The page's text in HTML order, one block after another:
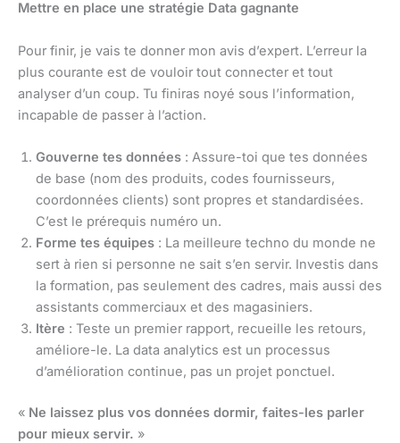
Mettre en place une stratégie Data gagnante
Pour finir, je vais te donner mon avis d’expert. L’erreur la
plus courante est de vouloir tout connecter et tout
analyser d’un coup. Tu finiras noyé sous l’information,
incapable de passer à l’action.
Gouverne tes données : Assure-toi que tes données
de base (nom des produits, codes fournisseurs,
coordonnées clients) sont propres et standardisées.
C’est le prérequis numéro un.
Forme tes équipes : La meilleure techno du monde ne
sert à rien si personne ne sait s’en servir. Investis dans
la formation, pas seulement des cadres, mais aussi des
assistants commerciaux et des magasiniers.
Itère : Teste un premier rapport, recueille les retours,
améliore-le. La data analytics est un processus
d’amélioration continue, pas un projet ponctuel.
« Ne laissez plus vos données dormir, faites-les parler
pour mieux servir. »